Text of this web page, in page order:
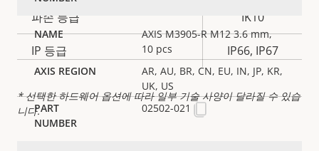
파손 등급 IK10
IP 등급 IP66, IP67
* 선택한 하드웨어 옵션에 따라 일부 기술 사양이 달라질 수 있습
니다.
AXIS M3905-R M12 3.6 mm,
10 pcs
AR, AU, BR, CN, EU, IN, JP, KR,
UK, US
02502-021